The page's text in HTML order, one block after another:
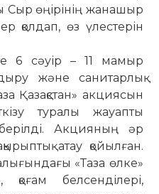
Сыр өңірінің жанашыр
қолдап, өз үлестерін
6 сәуір – 11 мамыр
және санитарлық
Қазақстан» акциясын
туралы жауапты
Акцияның әр
атау қойылған.
«Таза өлке»
қоғам белсенділері,